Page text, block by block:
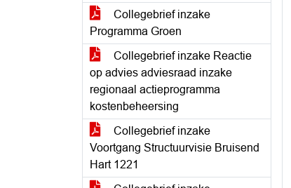
Collegebrief inzake
Programma Groen
Collegebrief inzake Reactie
op advies adviesraad inzake
regionaal actieprogramma
kostenbeheersing
Collegebrief inzake
Voortgang Structuurvisie Bruisend
Hart 1221